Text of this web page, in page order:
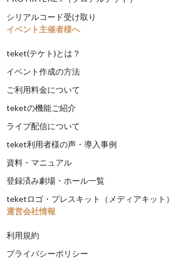
シリアルコード受け取り
イベント主催者様へ
teket(テケト)とは？
イベント作成の方法
ご利用料金について
teketの機能ご紹介
ライブ配信について
teket利用者様の声・導入事例
資料・マニュアル
登録済み劇場・ホール一覧
teketロゴ・プレスキット（メディアキット）
運営会社情報
利用規約
プライバシーポリシー